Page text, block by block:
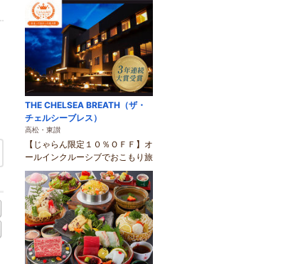
空き状況・料金を見る
THE CHELSEA BREATH（ザ・
チェルシーブレス）
高松・東讃
【じゃらん限定１０％ＯＦＦ】オ
ールインクルーシブでおこもり旅